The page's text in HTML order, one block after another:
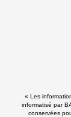
« Les
informatisé par
conservées